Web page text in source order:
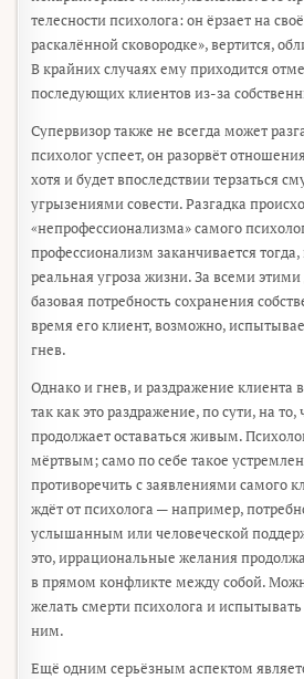
телесности психолога: он ёрзает на
раскалённой сковородке», вертится,
В крайних случаях ему приходится
последующих клиентов из-за
Супервизор также не всегда может
психолог успеет, он разорвёт
хотя и будет впоследствии терзаться
угрызениями совести. Разгадка
«непрофессионализма» самого
профессионализм заканчивается тогда,
реальная угроза жизни. За всеми
базовая потребность сохранения
время его клиент, возможно,
гнев.
Однако и гнев, и раздражение клиента
так как это раздражение, по сути, на то,
продолжает оставаться живым.
мёртвым; само по себе такое
противоречить с заявлениями самого
ждёт от психолога — например,
услышанным или человеческой
это, иррациональные желания
в прямом конфликте между собой.
желать смерти психолога и
ним.
Ещё одним серьёзным аспектом